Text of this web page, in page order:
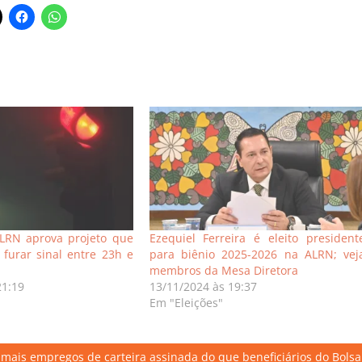
aprova projeto que
sinal entre 23h e
Ezequiel Ferreira é eleito
para biênio 2025-2026 na ALRN;
membros da Mesa Diretora
13/11/2024 às 19:37
Em "Eleições"
empregos de carteira assinada do que beneficiários do Bolsa